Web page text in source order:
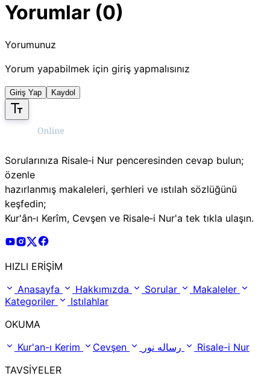
Yorumlar (0)
Yorumunuz
Yorum yapabilmek için giriş yapmalısınız
Giriş Yap Kaydol
Sorularınıza Risale‑i Nur penceresinden cevap bulun;
özenle
hazırlanmış makaleleri, şerhleri ve ıstılah sözlüğünü
keşfedin;
Kur'ân‑ı Kerîm, Cevşen ve Risale‑i Nur'a tek tıkla ulaşın.
Risale Online Youtube Hesabı
Risale Online Instagram Hesabı
Risale Online X Hesabı
HIZLI ERİŞİM
Anasayfa
Hakkımızda Sorular
Makaleler
Kategoriler
Istılahlar
OKUMA
Kur'an-ı Kerim
Cevşen
Risale-i Nur
TAVSİYELER